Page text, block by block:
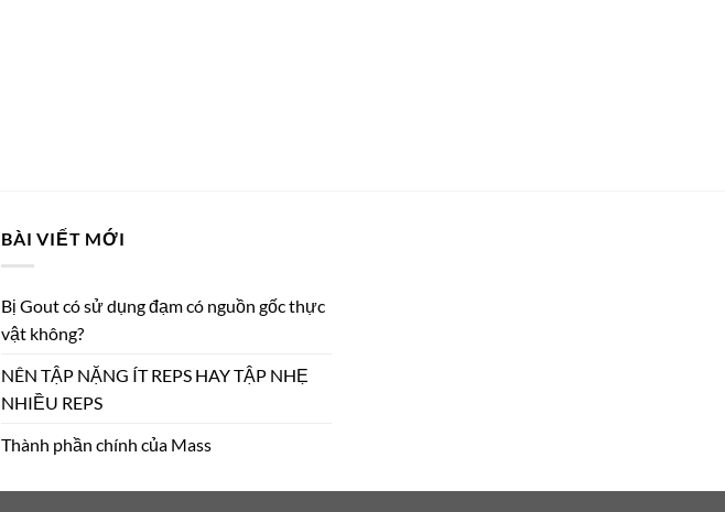
BÀI VIẾT MỚI
Bị Gout có sử dụng đạm có nguồn gốc thực
vật không?
NÊN TẬP NẶNG ÍT REPS HAY TẬP NHẸ
NHIỀU REPS
Thành phần chính của Mass